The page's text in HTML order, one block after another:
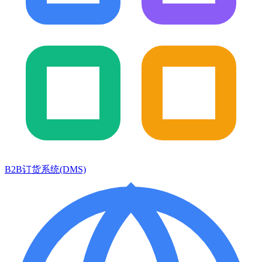
B2B订货系统(DMS)